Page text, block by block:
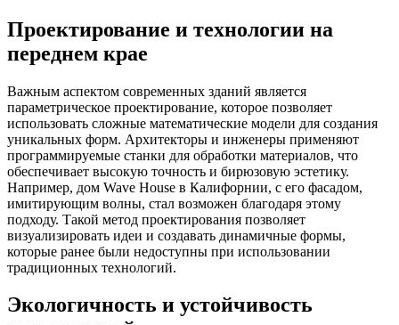
Проектирование и технологии на
переднем крае
Важным аспектом современных зданий является
параметрическое проектирование, которое позволяет
использовать сложные математические модели для создания
уникальных форм. Архитекторы и инженеры применяют
программируемые станки для обработки материалов, что
обеспечивает высокую точность и бирюзовую эстетику.
Например, дом Wave House в Калифорнии, с его фасадом,
имитирующим волны, стал возможен благодаря этому
подходу. Такой метод проектирования позволяет
визуализировать идеи и создавать динамичные формы,
которые ранее были недоступны при использовании
традиционных технологий.
Экологичность и устойчивость